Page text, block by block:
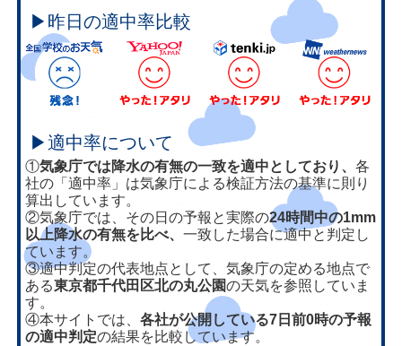
▶昨日の適中率比較
▶適中率について
①気象庁では降水の有無の一致を適中としており、各
社の「適中率」は気象庁による検証方法の基準に則り
算出しています。
②気象庁では、その日の予報と実際の24時間中の1mm
以上降水の有無を比べ、一致した場合に適中と判定し
ています。
③適中判定の代表地点として、気象庁の定める地点で
ある東京都千代田区北の丸公園の天気を参照していま
す。
④本サイトでは、各社が公開している7日前0時の予報
の適中判定の結果を比較しています。